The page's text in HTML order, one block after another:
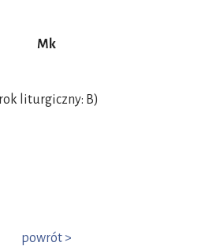
Mk
liturgiczny: B)
powrót >